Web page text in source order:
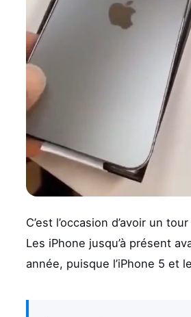
C’est l’occasion d’avoir un
Les iPhone jusqu’à présent
année, puisque l’iPhone 5 et